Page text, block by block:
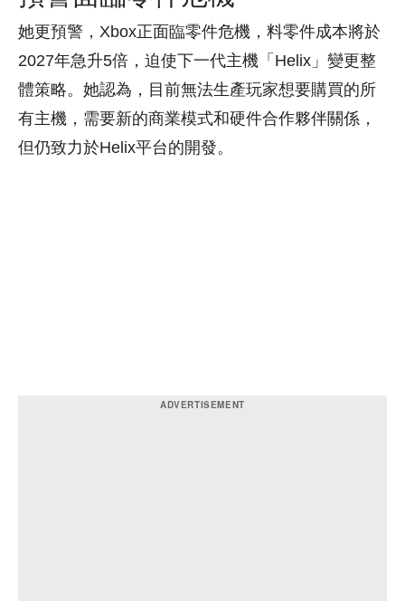
她更預警，Xbox正面臨零件危機，料零件成本將於
2027年急升5倍，迫使下一代主機「Helix」變更整
體策略。她認為，目前無法生產玩家想要購買的所
有主機，需要新的商業模式和硬件合作夥伴關係，
但仍致力於Helix平台的開發。